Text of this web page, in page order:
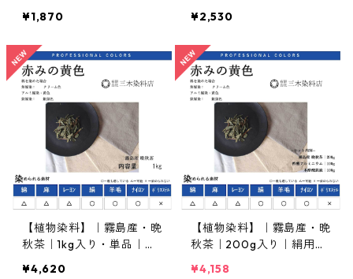
¥1,870 ¥2,530
【植物染料】｜霧島産・晩
秋茶｜1kg入り・単品｜生
¥4,620
【植物染料】｜霧島産・晩
秋茶｜200g入り｜絹用・
¥4,158